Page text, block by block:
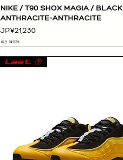
快速瀏覽
NIKE / T90 SHOX MAGIA / BLACK
ANTHRACITE-ANTHRACITE
價格
JP¥21,230
已含 增值税
Last ①